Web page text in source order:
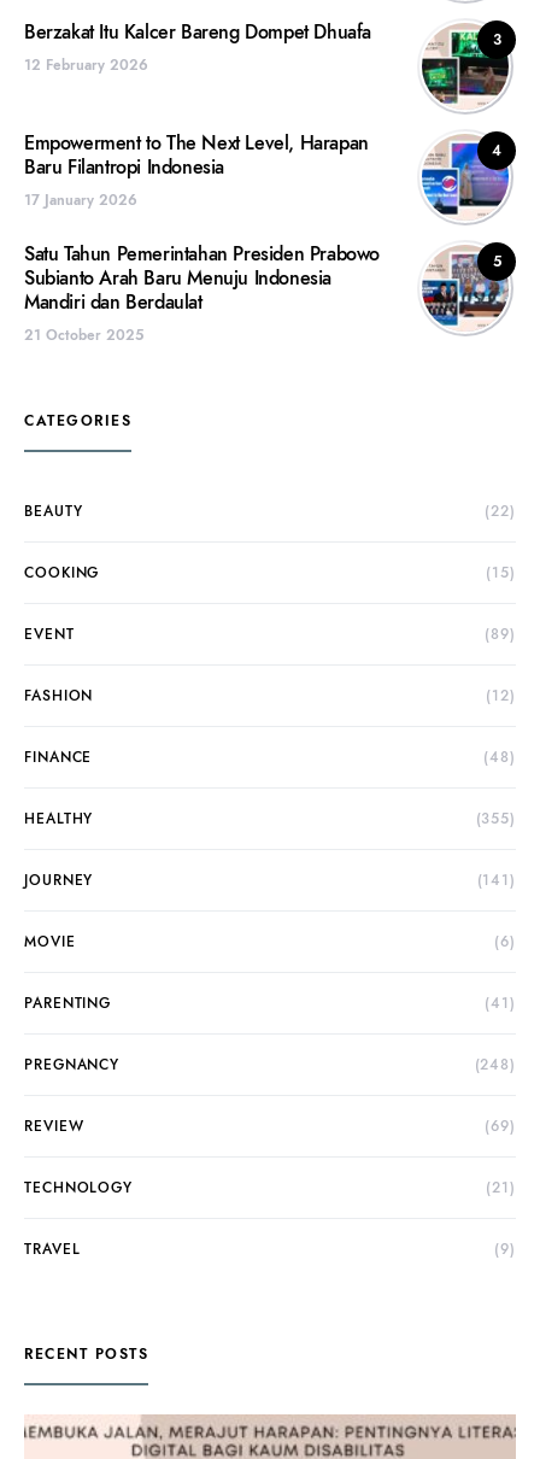
3
Berzakat Itu Kalcer Bareng Dompet Dhuafa
12 February 2026
4
Empowerment to The Next Level, Harapan
Baru Filantropi Indonesia
17 January 2026
5
Satu Tahun Pemerintahan Presiden Prabowo
Subianto Arah Baru Menuju Indonesia
Mandiri dan Berdaulat
21 October 2025
CATEGORIES
BEAUTY (22)
COOKING (15)
EVENT (89)
FASHION (12)
FINANCE (48)
HEALTHY (355)
JOURNEY (141)
MOVIE (6)
PARENTING (41)
PREGNANCY (248)
REVIEW (69)
TECHNOLOGY (21)
TRAVEL (9)
RECENT POSTS